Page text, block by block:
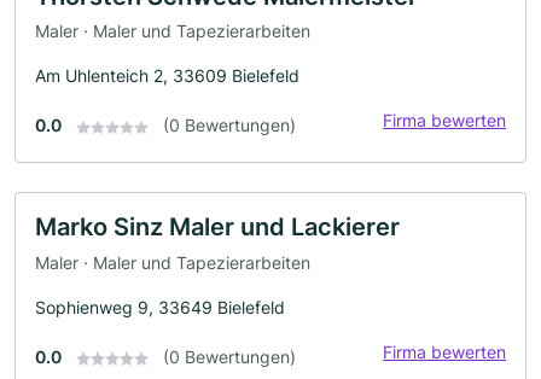
Maler · Maler und Tapezierarbeiten
Am Uhlenteich 2, 33609 Bielefeld
0.0 (0 Bewertungen) Firma bewerten
Marko Sinz Maler und Lackierer
Maler · Maler und Tapezierarbeiten
Sophienweg 9, 33649 Bielefeld
0.0 (0 Bewertungen) Firma bewerten